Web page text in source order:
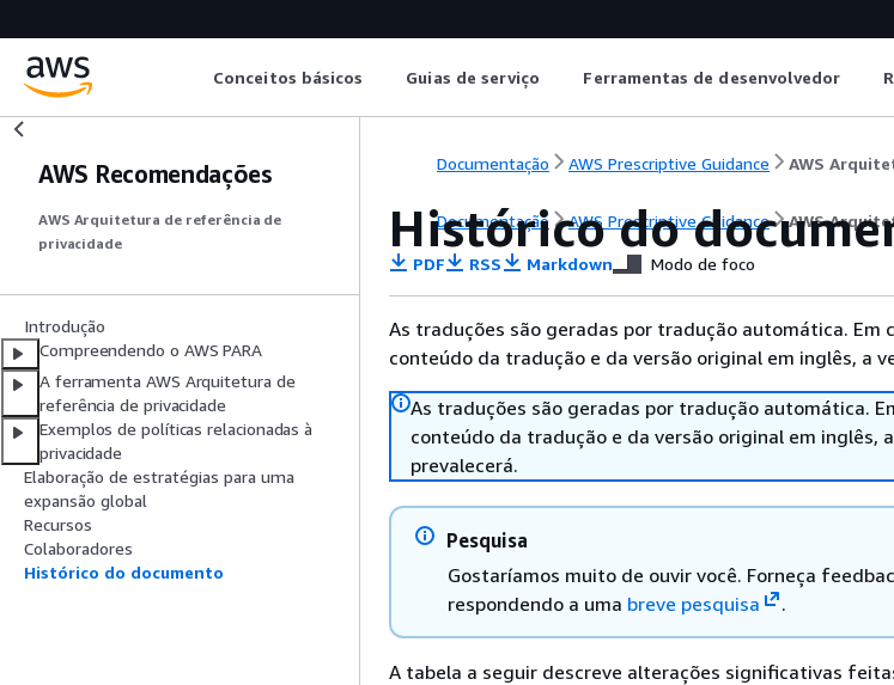
Conceitos básicos Guias de serviço Ferramentas de desenvolvedor
AWS Recomendações
AWS Arquitetura de referência de
privacidade
Introdução
Compreendendo o AWS PARA
A ferramenta AWS Arquitetura de
referência de privacidade
Exemplos de políticas relacionadas à
privacidade
Elaboração de estratégias para uma
expansão global
Recursos
Colaboradores
Histórico do documento
Documentação AWS Prescriptive Guidance AWS
Documentação AWS Prescriptive Guidance AWS
Histórico do
PDF RSS Markdown Modo de foco
As traduções são geradas por tradução automática. Em
conteúdo da tradução e da versão original em inglês, a
As traduções são geradas por tradução automática.
conteúdo da tradução e da versão original em inglês,
prevalecerá.
Pesquisa
Gostaríamos muito de ouvir você. Forneça
respondendo a uma breve pesquisa .
A tabela a seguir descreve alterações significativas